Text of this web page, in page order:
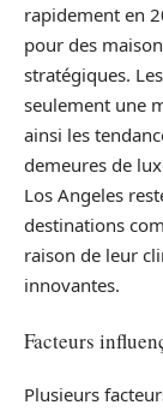
rapidement en
pour des
stratégiques.
seulement une
ainsi les
demeures de
Los Angeles
destinations
raison de leur
innovantes.
Facteurs
Plusieurs